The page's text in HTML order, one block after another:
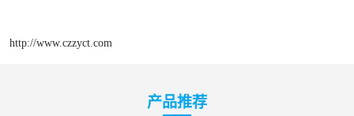
http://www.czzyct.com
产品推荐